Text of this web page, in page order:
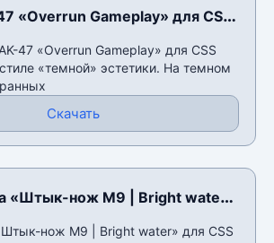
«Overrun Gameplay» для CSS
47 «Overrun Gameplay» для CSS
«темной» эстетики. На темном
Скачать
«Штык-нож M9 | Bright water»
нож M9 | Bright water» для CSS